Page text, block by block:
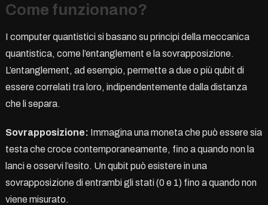
Come funzionano?
I computer quantistici si basano su principi della meccanica
quantistica, come l’entanglement e la sovrapposizione.
L’entanglement, ad esempio, permette a due o più qubit di
essere correlati tra loro, indipendentemente dalla distanza
che li separa.
Sovrapposizione: Immagina una moneta che può essere sia
testa che croce contemporaneamente, fino a quando non la
lanci e osservi l’esito. Un qubit può esistere in una
sovrapposizione di entrambi gli stati (0 e 1) fino a quando non
viene misurato.